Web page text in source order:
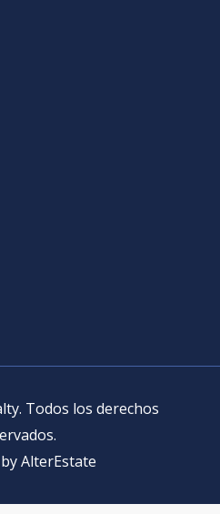
. Todos los derechos
.
AlterEstate